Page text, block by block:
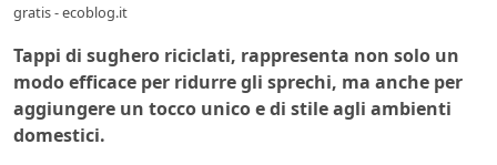
gratis - ecoblog.it
Tappi di sughero riciclati, rappresenta non solo un
modo efficace per ridurre gli sprechi, ma anche per
aggiungere un tocco unico e di stile agli ambienti
domestici.